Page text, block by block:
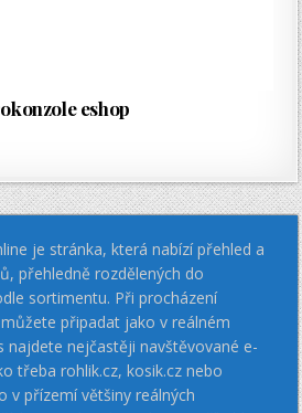
eshop
je stránka, která nabízí přehled a
přehledně rozdělených do
sortimentu. Při procházení
připadat jako v reálném
najdete nejčastěji navštěvované e-
třeba rohlik.cz, kosik.cz nebo
v přízemí většiny reálných